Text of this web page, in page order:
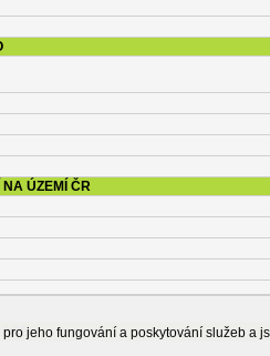
NA ÚZEMÍ ČR
jeho fungování a poskytování služeb a